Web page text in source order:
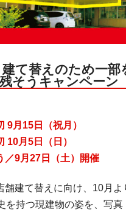
て替えのため一部
そうキャンペーン
9月15日（祝月）
10月5日（日）
／9月27日（土）開催
舗建て替えに向け、10月
を持つ現建物の姿を、写